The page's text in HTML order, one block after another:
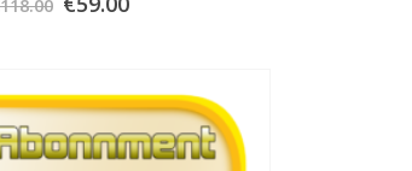
118.00
€118.00.€59.00.